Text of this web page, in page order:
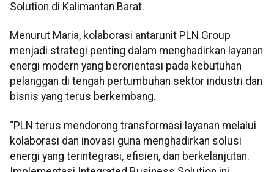
Solution di Kalimantan Barat.
Menurut Maria, kolaborasi antarunit PLN Group
menjadi strategi penting dalam menghadirkan layanan
energi modern yang berorientasi pada kebutuhan
pelanggan di tengah pertumbuhan sektor industri dan
bisnis yang terus berkembang.
“PLN terus mendorong transformasi layanan melalui
kolaborasi dan inovasi guna menghadirkan solusi
energi yang terintegrasi, efisien, dan berkelanjutan.